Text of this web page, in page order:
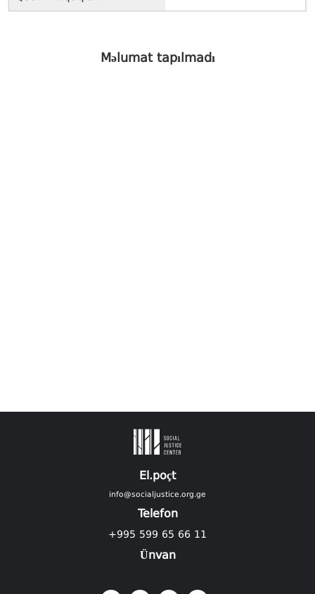
Məlumat tapılmadı
El.poçt
info@socialjustice.org.ge
Telefon
+995 599 65 66 11
Ünvan